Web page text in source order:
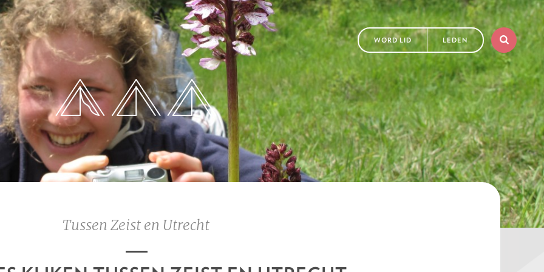
WORD LID LEDEN
Tussen Zeist en Utrecht